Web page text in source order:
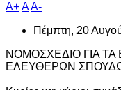
A+AA-
Πέμπτη, 20
ΝΟΜΟΣΧΕΔΙΟ ΓΙΑ ΤΑ
ΕΛΕΥΘΕΡΩΝ